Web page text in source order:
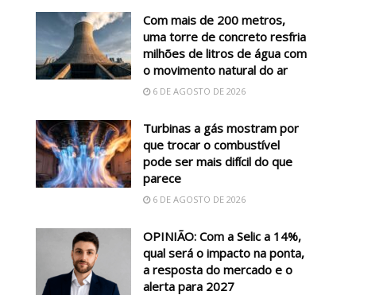
Com mais de 200 metros,
uma torre de concreto resfria
milhões de litros de água com
o movimento natural do ar
6 DE AGOSTO DE 2026
Turbinas a gás mostram por
que trocar o combustível
pode ser mais difícil do que
parece
6 DE AGOSTO DE 2026
OPINIÃO: Com a Selic a 14%,
qual será o impacto na ponta,
a resposta do mercado e o
alerta para 2027